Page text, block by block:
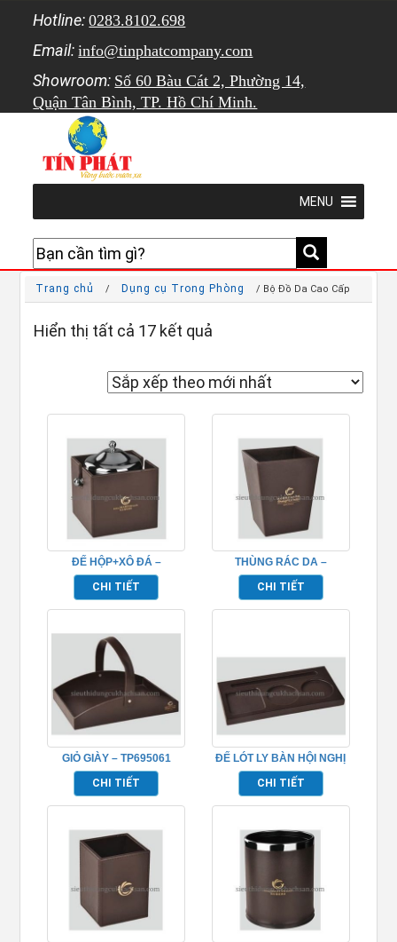
Hotline: 0283.8102.698
Email: info@tinphatcompany.com
Showroom: Số 60 Bàu Cát 2, Phường 14,
Quận Tân Bình, TP. Hồ Chí Minh.
MENU
Trang chủ / Dụng cụ Trong Phòng / Bộ Đồ Da Cao Cấp
Hiển thị tất cả 17 kết quả
ĐẾ HỘP+XÔ ĐÁ –
TP695064
CHI TIẾT
THÙNG RÁC DA –
TP695062
CHI TIẾT
GIỎ GIÀY – TP695061
CHI TIẾT
ĐẾ LÓT LY BÀN HỘI NGHỊ
– TP695059
CHI TIẾT